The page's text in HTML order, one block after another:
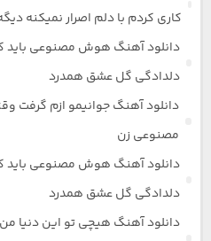
کاری کردم با دلم اصرار نمیکنه
دانلود آهنگ هوش مصنوعی باید
دلدادگی گل عشق همدرد
دانلود آهنگ جوانیمو ازم
مصنوعی زن
دانلود آهنگ هوش مصنوعی باید
دلدادگی گل عشق همدرد
دانلود آهنگ هیچی تو این دنیا